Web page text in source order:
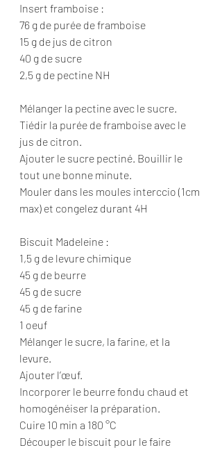
Insert framboise :
76 g de purée de framboise
15 g de jus de citron
40 g de sucre
2,5 g de pectine NH
Mélanger la pectine avec le sucre.
Tiédir la purée de framboise avec le
jus de citron.
Ajouter le sucre pectiné. Bouillir le
tout une bonne minute.
Mouler dans les moules interccio (1cm
max) et congelez durant 4H
Biscuit Madeleine :
1,5 g de levure chimique
45 g de beurre
45 g de sucre
45 g de farine
1 oeuf
Mélanger le sucre, la farine, et la
levure.
Ajouter l’œuf.
Incorporer le beurre fondu chaud et
homogénéiser la préparation.
Cuire 10 min a 180 °C
Découper le biscuit pour le faire